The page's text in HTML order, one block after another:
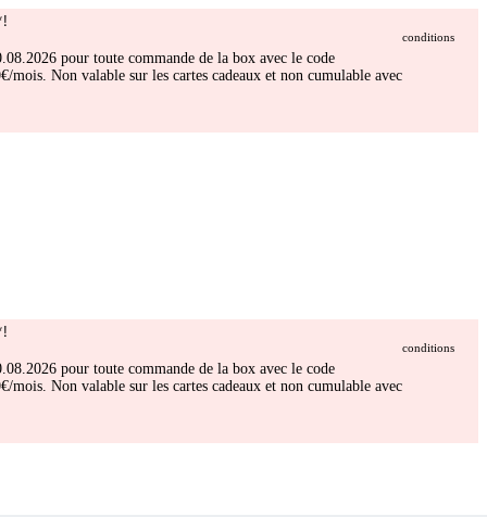
conditions
pour toute commande de la box avec le code
Non valable sur les cartes cadeaux et non cumulable avec
conditions
pour toute commande de la box avec le code
Non valable sur les cartes cadeaux et non cumulable avec